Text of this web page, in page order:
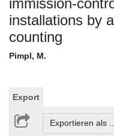
immission-
installations by
counting
Pimpl, M.
Export
Exportieren